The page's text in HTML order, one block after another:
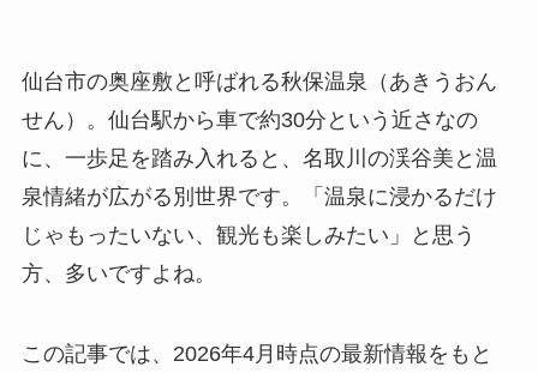
仙台市の奥座敷と呼ばれる秋保温泉（あきうおん
せん）。仙台駅から車で約30分という近さなの
に、一歩足を踏み入れると、名取川の渓谷美と温
泉情緒が広がる別世界です。「温泉に浸かるだけ
じゃもったいない、観光も楽しみたい」と思う
方、多いですよね。
この記事では、2026年4月時点の最新情報をもと